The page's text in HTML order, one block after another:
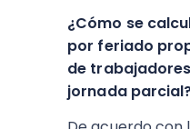
¿Cómo se
por feriado
de
jornada